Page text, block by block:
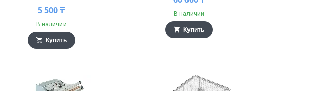
5 500 ₸
В наличии
Купить
В наличии
Купить